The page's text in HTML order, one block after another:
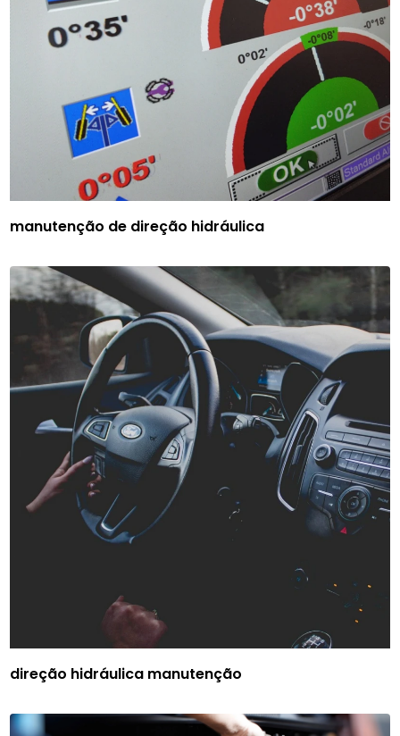
manutenção de direção hidráulica
direção hidráulica manutenção